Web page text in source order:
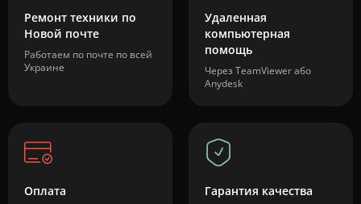
Ремонт техники по
Новой почте
Работаем по почте по всей
Украине
Удаленная
компьютерная
помощь
Через TeamViewer або
Anydesk
Оплата Гарантия качества